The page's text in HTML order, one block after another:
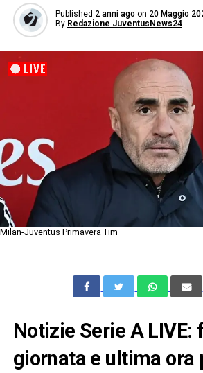
Published 2 anni ago on 20 Maggio
By Redazione JuventusNews24
Milan-Juventus Primavera Tim
Notizie Serie A LIVE:
giornata e ultima ora